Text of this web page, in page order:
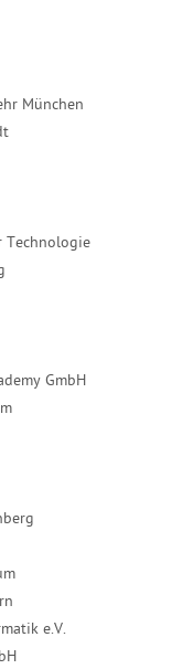
München
Technologie
GmbH
e.V.